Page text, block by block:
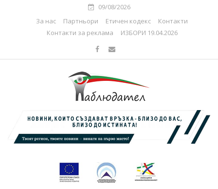
09/08/2026
За нас
Партньори Етичен кодекс
Контакти
Контакти за реклама
ИЗБОРИ 19.04.2026